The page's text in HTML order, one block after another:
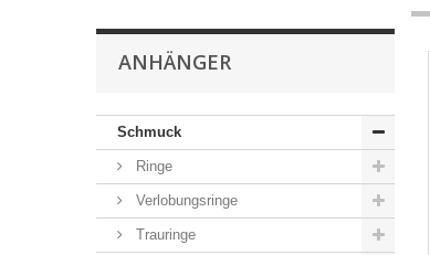
ANHÄNGER
Schmuck
Ringe
Verlobungsringe
Trauringe